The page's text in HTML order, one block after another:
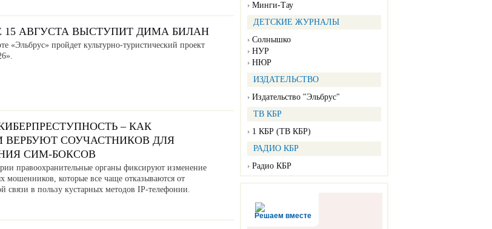
Минги-Тау
ДЕТСКИЕ ЖУРНАЛЫ
Солнышко
НУР
НЮР
ИЗДАТЕЛЬСТВО
Издательство "Эльбрус"
ТВ КБР
1 КБР (ТВ КБР)
РАДИО КБР
Радио КБР
Решаем вместе
15 АВГУСТА ВЫСТУПИТ ДИМА БИЛАН
«Эльбрус» пройдет культурно-туристический проект
– КАК
СОУЧАСТНИКОВ ДЛЯ
СИМ-БОКСОВ
правоохранительные органы фиксируют изменение
мошенников, которые все чаще отказываются от
связи в пользу кустарных методов IP-телефонии.